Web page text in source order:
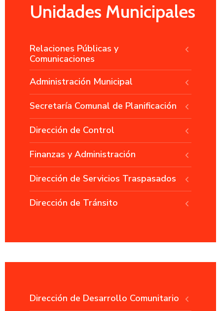
Unidades Municipales
Relaciones Públicas y
Comunicaciones
Administración Municipal
Secretaría Comunal de Planificación
Dirección de Control
Finanzas y Administración
Dirección de Servicios Traspasados
Dirección de Tránsito
Dirección de Desarrollo Comunitario